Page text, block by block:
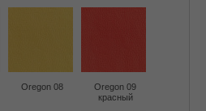
Oregon 08
Oregon 09
красный